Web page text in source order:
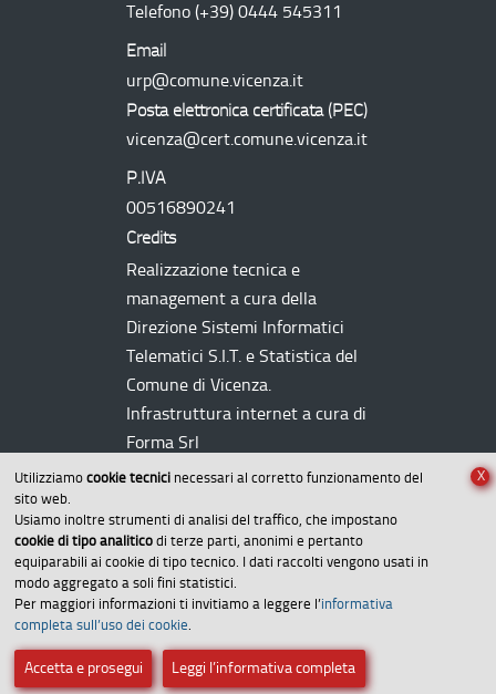
Utilizziamo cookie tecnici necessari al corretto funzionamento del
sito web.
Usiamo inoltre strumenti di analisi del traffico, che impostano
cookie di tipo analitico di terze parti, anonimi e pertanto
equiparabili ai cookie di tipo tecnico. I dati raccolti vengono usati in
modo aggregato a soli fini statistici.
Per maggiori informazioni ti invitiamo a leggere l’informativa
completa sull’uso dei cookie
Accetta e prosegui Leggi l’informativa completa
X
Telefono (+39) 0444 545311
Email
urp@comune.vicenza.it
Posta elettronica certificata (PEC)
vicenza@cert.comune.vicenza.it
P.IVA
00516890241
Credits
Realizzazione tecnica e
management a cura della
Direzione Sistemi Informatici
Telematici S.I.T. e Statistica del
Comune di Vicenza.
Infrastruttura internet a cura di
Forma Srl
Amministrazione trasparente
Dichiarazione di accessibilità